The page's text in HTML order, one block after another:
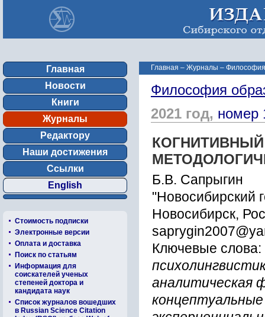
Главная
Новости
Книги
Журналы
Редактору
Наши достижения
Ссылки
English
Стоимость подписки
Электронные версии
Оплата и доставка
Поиск по статьям
Информация для
соискателей ученых
степеней доктора и
кандидата наук
Список журналов вошедших
в Russian Science Citation
Главная – Журналы –
Философия
2021 год, номер
Б.В. Сапрыгин
"Новосибирский
Новосибирск,
Ключевые слова:
аналитическая